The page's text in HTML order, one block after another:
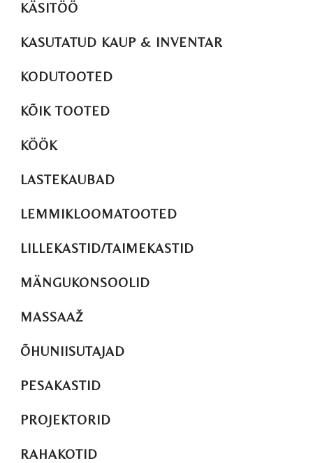
KÄSITÖÖ
KASUTATUD KAUP & INVENTAR
KODUTOOTED
KÕIK TOOTED
KÖÖK
LASTEKAUBAD
LEMMIKLOOMATOOTED
LILLEKASTID/TAIMEKASTID
MÄNGUKONSOOLID
MASSAAŽ
ÕHUNIISUTAJAD
PESAKASTID
PROJEKTORID
RAHAKOTID